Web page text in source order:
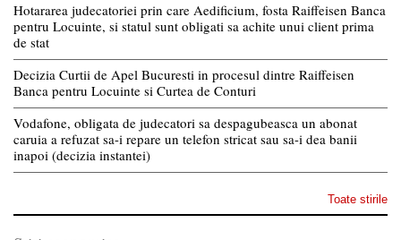
Hotararea judecatoriei prin care Aedificium, fosta Raiffeisen Banca
pentru Locuinte, si statul sunt obligati sa achite unui client prima
de stat
Decizia Curtii de Apel Bucuresti in procesul dintre Raiffeisen
Banca pentru Locuinte si Curtea de Conturi
Vodafone, obligata de judecatori sa despagubeasca un abonat
caruia a refuzat sa-i repare un telefon stricat sau sa-i dea banii
inapoi (decizia instantei)
Toate stirile